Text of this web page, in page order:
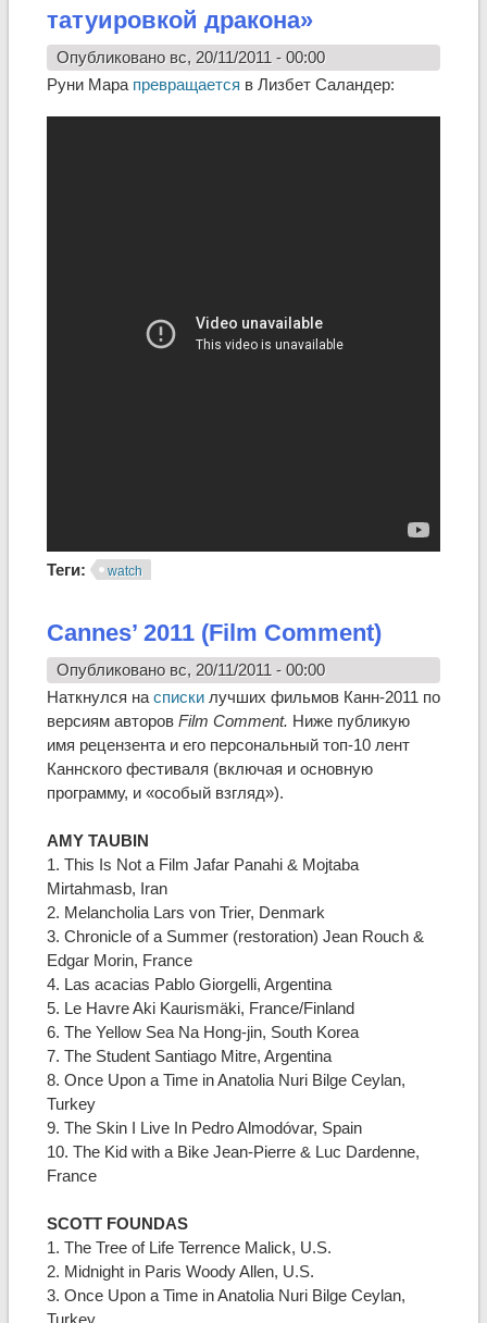
татуировкой дракона»
Опубликовано вс, 20/11/2011 - 00:00
Руни Мара превращается в Лизбет Саландер:
Теги: watch
Cannes’ 2011 (Film Comment)
Опубликовано вс, 20/11/2011 - 00:00
Наткнулся на спискилучших фильмов Канн-2011 по
версиям авторовFilm Comment. Ниже публикую
имя рецензента и его персональный топ-10 лент
Каннского фестиваля (включая и основную
программу, и «особый взгляд»).
AMY TAUBIN
1. This Is Not a Film Jafar Panahi & Mojtaba
Mirtahmasb, Iran
2. Melancholia Lars von Trier, Denmark
3. Chronicle of a Summer (restoration) Jean Rouch &
Edgar Morin, France
4. Las acacias Pablo Giorgelli, Argentina
5. Le Havre Aki Kaurismäki, France/Finland
6. The Yellow Sea Na Hong-jin, South Korea
7. The Student Santiago Mitre, Argentina
8. Once Upon a Time in Anatolia Nuri Bilge Ceylan,
Turkey
9. The Skin I Live In Pedro Almodóvar, Spain
10. The Kid with a Bike Jean-Pierre & Luc Dardenne,
France
SCOTT FOUNDAS
1. The Tree of Life Terrence Malick, U.S.
2. Midnight in Paris Woody Allen, U.S.
3. Once Upon a Time in Anatolia Nuri Bilge Ceylan,
Turkey